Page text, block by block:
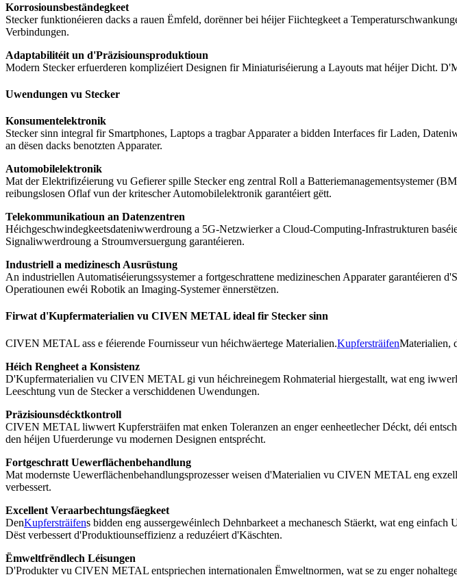
Korrosiounsbeständegkeet
Stecker funktionéieren dacks a rauen Ëmfeld, dorënner bei héijer Fiichtegkeet a
Verbindungen.
Adaptabilitéit un d'Präzisiounsproduktioun
Modern Stecker erfuerderen komplizéiert Designen fir Miniaturiséierung a Layouts mat héijer Dicht.
Uwendungen vu Stecker
Konsumentelektronik
Stecker sinn integral fir Smartphones, Laptops a tragbar Apparater a bidden Interfaces fir Laden,
an dësen dacks benotzten Apparater.
Automobilelektronik
Mat der Elektrifizéierung vu Gefierer spille Stecker eng zentral Roll a Batteriemanagementsystemer
reibungslosen Oflaf vun der kritescher Automobilelektronik garantéiert gëtt.
Telekommunikatioun an Datenzentren
Héichgeschwindegkeetsdateniwwerdroung a 5G-Netzwierker a Cloud-Computing-Infrastrukturen
Signaliwwerdroung a Stroumversuergung garantéieren.
Industriell a medizinesch Ausrüstung
An industriellen Automatiséierungssystemer a fortgeschrattene medizineschen Apparater garantéieren
Operatiounen ewéi Robotik an Imaging-Systemer ënnerstëtzen.
Firwat d'Kupfermaterialien vu CIVEN METAL ideal fir Stecker sinn
CIVEN METAL ass e féierende Fournisseur vun héichwäertege Materialien.KupfersträifenMaterialien,
Héich Rengheet a Konsistenz
D'Kupfermaterialien vu CIVEN METAL gi vun héichreinegem Rohmaterial hiergestallt, wat eng
Leeschtung vun de Stecker a verschiddenen Uwendungen.
Präzisiounsdécktkontroll
CIVEN METAL liwwert Kupfersträifen mat enken Toleranzen an enger eenheetlecher Déckt, déi
den héijen Ufuerderunge vu modernen Designen entsprécht.
Fortgeschratt Uewerflächenbehandlung
Mat modernste Uewerflächenbehandlungsprozesser weisen d'Materialien vu CIVEN METAL eng
verbessert.
Excellent Veraarbechtungsfäegkeet
DenKupfersträifens bidden eng aussergewéinlech Dehnbarkeet a mechanesch Stäerkt, wat eng
Dëst verbessert d'Produktiounseffizienz a reduzéiert d'Käschten.
Ëmweltfrëndlech Léisungen
D'Produkter vu CIVEN METAL entspriechen internationalen Ëmweltnormen, wat se zu enger